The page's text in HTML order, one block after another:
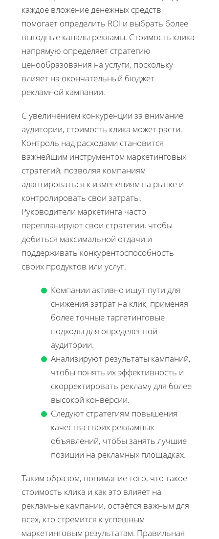
каждое вложение денежных средств
помогает определить ROI и выбрать более
выгодные каналы рекламы. Стоимость клика
напрямую определяет стратегию
ценообразования на услуги, поскольку
влияет на окончательный бюджет
рекламной кампании.
С увеличением конкуренции за внимание
аудитории, стоимость клика может расти.
Контроль над расходами становится
важнейшим инструментом маркетинговых
стратегий, позволяя компаниям
адаптироваться к изменениям на рынке и
контролировать свои затраты.
Руководители маркетинга часто
перепланируют свои стратегии, чтобы
добиться максимальной отдачи и
поддерживать конкурентоспособность
своих продуктов или услуг.
Компании активно ищут пути для
снижения затрат на клик, применяя
более точные таргетинговые
подходы для определенной
аудитории.
Анализируют результаты кампаний,
чтобы понять их эффективность и
скорректировать рекламу для более
высокой конверсии.
Следуют стратегиям повышения
качества своих рекламных
объявлений, чтобы занять лучшие
позиции на рекламных площадках.
Таким образом, понимание того, что такое
стоимость клика и как это влияет на
рекламные кампании, остаётся важным для
всех, кто стремится к успешным
маркетинговым результатам. Правильная